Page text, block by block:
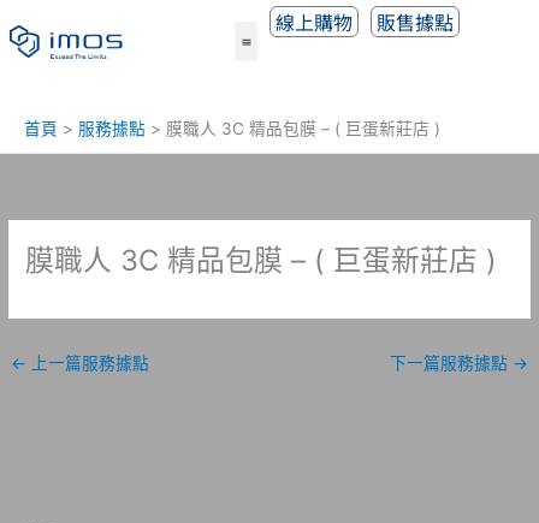
至
線上購物 販售據點
首頁 服務據點 膜職人 3C 精品包膜 – ( 巨蛋新莊店 )
膜職人 3C 精品包膜 – ( 巨蛋新莊店 )
← 上一篇服務據點 下一篇服務據點 →